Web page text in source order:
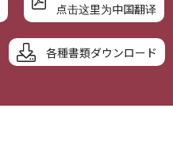
点击这里为中国翻译
各種書類ダウンロード